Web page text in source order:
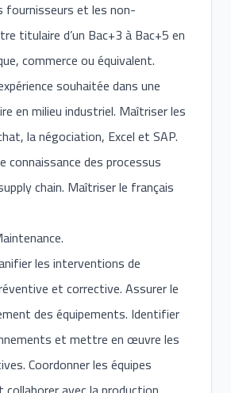
fournisseurs et les non-
titulaire d’un Bac+3 à Bac+5 en
commerce ou équivalent.
souhaitée dans une
en milieu industriel. Maîtriser les
la négociation, Excel et SAP.
connaissance des processus
chain. Maîtriser le français
les interventions de
et corrective. Assurer le
des équipements. Identifier
et mettre en œuvre les
Coordonner les équipes